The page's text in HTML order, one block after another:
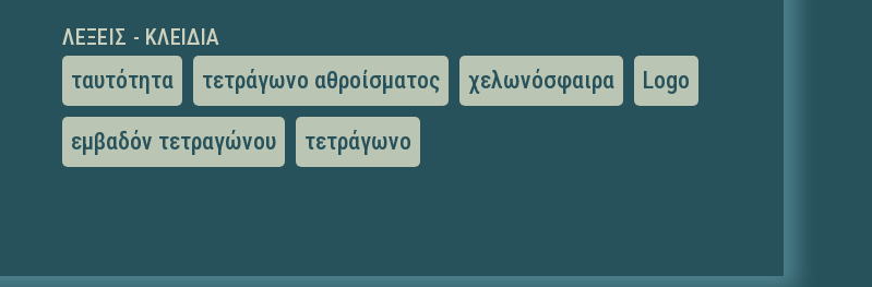
ΛΈΞΕΙΣ - ΚΛΕΙΔΙΆ
ταυτότητα τετράγωνο αθροίσματος χελωνόσφαιρα Logo
εμβαδόν τετραγώνου τετράγωνο